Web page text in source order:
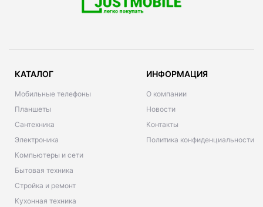
КАТАЛОГ
Мобильные телефоны
Планшеты
Сантехника
Электроника
Компьютеры и сети
Бытовая техника
Стройка и ремонт
Кухонная техника
ИНФОРМАЦИЯ
О компании
Новости
Контакты
Политика конфиденциальности